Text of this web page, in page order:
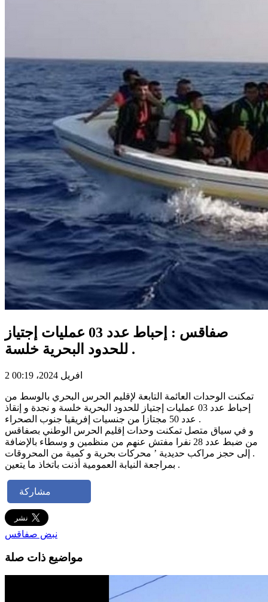
صفاقس : إحباط عدد 03 عمليات إجتياز
للحدود البحرية خلسة .
2 افريل 2024، 00:19
تمكنت الوحدات العائمة التابعة لإقليم الحرس البحري بالوسط من
إحباط عدد 03 عمليات إجتياز للحدود البحرية خلسة و نجدة و إنقاذ
عدد 50 مجتازا من جنسيات إفريقيا جنوب الصحراء .
و في سياق متصل تمكنت وحدات إقليم الحرس الوطني بصفاقس
من ضبط عدد 28 نفرا مفتش عنهم من منظمين و وسطاء بالإضافة
إلى حجز مراكب حديدية ’ محركات بحرية و كمية من المحروقات .
بمراجعة النيابة العمومية أذنت باتخاذ ما يتعين .
مشاركة
نبض صفاقس
مواضيع ذات صلة